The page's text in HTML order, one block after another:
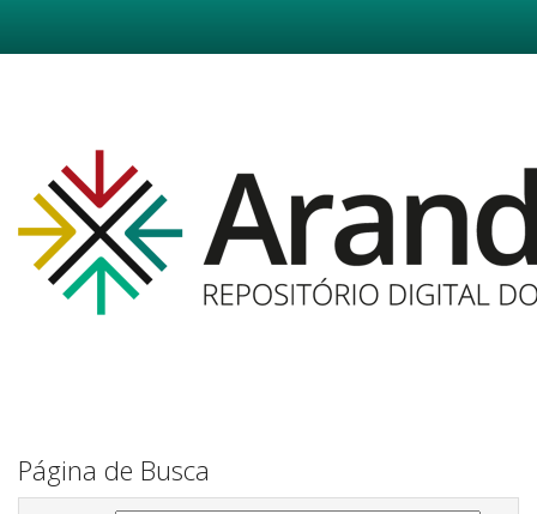
Página de Busca